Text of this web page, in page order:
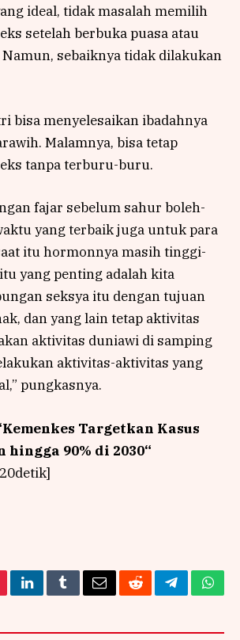
ideal, tidak masalah memilih
setelah berbuka puasa atau
sebaiknya tidak dilakukan
bisa menyelesaikan ibadahnya
Malamnya, bisa tetap
tanpa terburu-buru.
fajar sebelum sahur boleh-
yang terbaik juga untuk para
itu hormonnya masih tinggi-
yang penting adalah kita
seksya itu dengan tujuan
dan yang lain tetap aktivitas
aktivitas duniawi di samping
aktivitas-aktivitas yang
pungkasnya.
Kemenkes Targetkan Kasus
90% di 2030“
LinkedInTumblrEmailRedditTelegram